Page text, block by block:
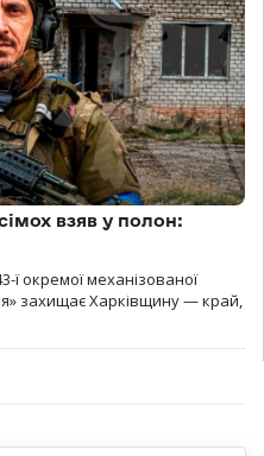
взяв у полон:
ї окремої механізованої
захищає Харківщину — край,